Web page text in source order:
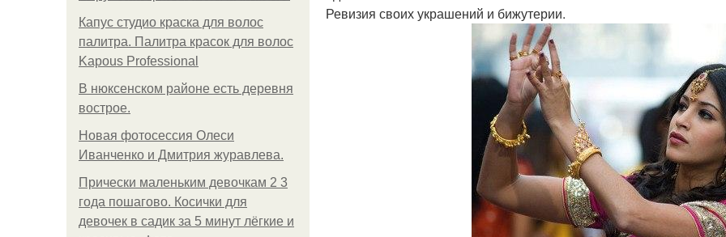
Капус студио краска для волос
палитра. Палитра красок для волос
Kapous Professional
В нюксенском районе есть деревня
вострое.
Новая фотосессия Олеси
Иванченко и Дмитрия журавлева.
Прически маленьким девочкам 2 3
года пошагово. Косички для
девочек в садик за 5 минут лёгкие и
Ревизия своих украшений и бижутерии.